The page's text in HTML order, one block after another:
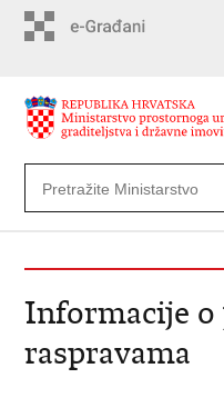
Informacije
raspravama